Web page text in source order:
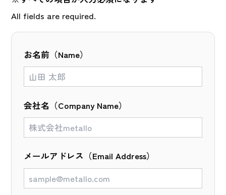
All fields are required.
お名前（Name）
会社名（Company Name）
メールアドレス（Email Address）